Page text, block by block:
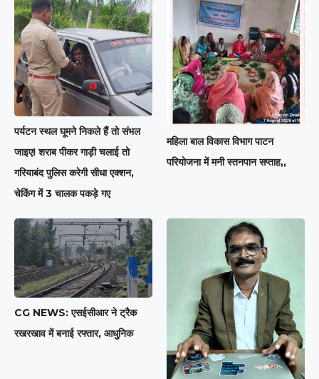
पर्यटन स्थल घूमने निकले हैं तो संभल
जाइए! शराब पीकर गाड़ी चलाई तो
गरियाबंद पुलिस करेगी सीधा एक्शन,
चेकिंग में 3 चालक पकड़े गए
महिला बाल विकास विभाग पाटन
परियोजना में मनी स्तनपान सप्ताह,,
CG NEWS: एसईसीआर ने ट्रैक
रखरखाव में बनाई रफ्तार, आधुनिक